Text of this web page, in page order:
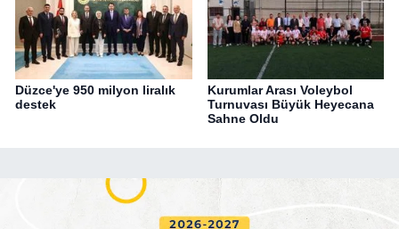
Düzce'ye 950 milyon liralık
destek
Kurumlar Arası Voleybol
Turnuvası Büyük Heyecana
Sahne Oldu